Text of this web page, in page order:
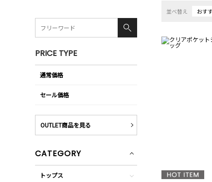
並べ替え おす
PRICE TYPE
通常価格
セール価格
OUTLET商品を見る
CATEGORY
トップス